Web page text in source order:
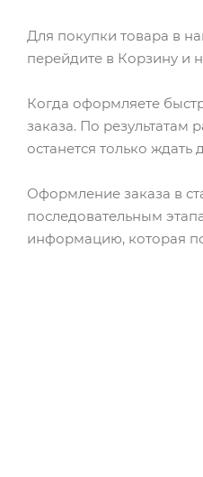
Для покупки товара в
перейдите в Корзину и
Когда оформляете
заказа. По
останется только ждать
Оформление заказа в
последовательным
информацию, которая